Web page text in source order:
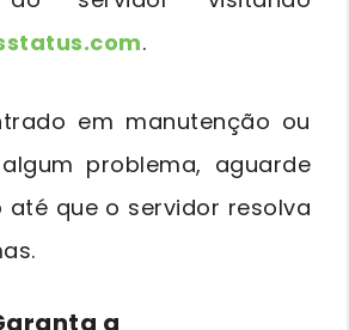
.
em manutenção ou
problema, aguarde
até que o servidor resolva
a